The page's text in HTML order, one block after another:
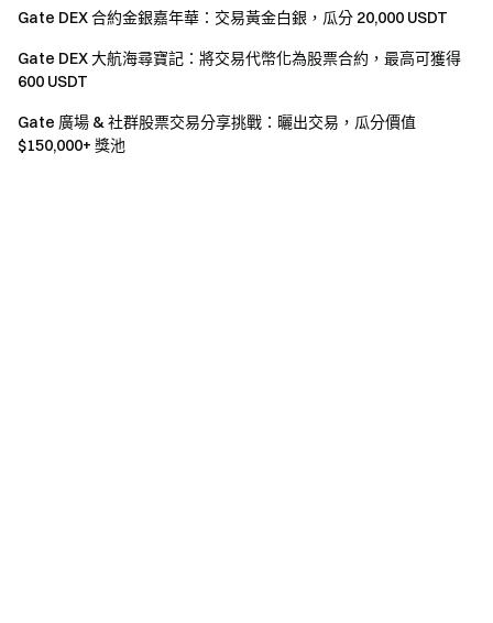
Gate DEX 合約金銀嘉年華：交易黃金白銀，瓜分 20,000 USDT
Gate DEX 大航海尋寶記：將交易代幣化為股票合約，最高可獲得
600 USDT
Gate 廣場 & 社群股票交易分享挑戰：曬出交易，瓜分價值
$150,000+ 獎池